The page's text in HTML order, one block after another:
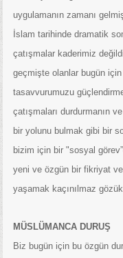
uygulamanın zamanı
İslam tarihinde dramatik
çatışmalar kaderimiz
geçmişte olanlar bugün
tasavvurumuzu
çatışmaları durdurmanın
bir yolunu bulmak gibi bir
bizim için bir "sosyal
yeni ve özgün bir fikriyat
yaşamak kaçınılmaz
MÜSLÜMANCA DURUŞ
Biz bugün için bu özgün